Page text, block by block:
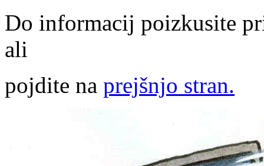
Do informacij poizkusite
ali
pojdite na prejšnjo stran.